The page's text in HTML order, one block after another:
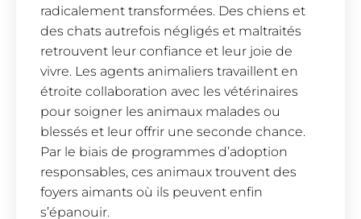
radicalement transformées. Des chiens et
des chats autrefois négligés et maltraités
retrouvent leur confiance et leur joie de
vivre. Les agents animaliers travaillent en
étroite collaboration avec les vétérinaires
pour soigner les animaux malades ou
blessés et leur offrir une seconde chance.
Par le biais de programmes d’adoption
responsables, ces animaux trouvent des
foyers aimants où ils peuvent enfin
s’épanouir.